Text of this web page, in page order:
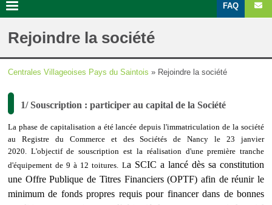
compte
de
l'utilisateur
Navigation
principale
menu
FAQ
Rejoindre la société
d'Ariane
Centrales Villageoises Pays du Saintois Rejoindre la société
1/ Souscription : participer au capital de la Société
La phase de capitalisation a été lancée depuis l'immatriculation de la société
au Registre du Commerce et des Sociétés de Nancy le 23 janvier
2020. L'objectif de souscription est la réalisation d'une première tranche
d'équipement de 9 à 12 toitures. La SCIC a lancé dès sa constitution
une Offre Publique de Titres Financiers (OPTF) afin de réunir le
minimum de fonds propres requis pour financer dans de bonnes